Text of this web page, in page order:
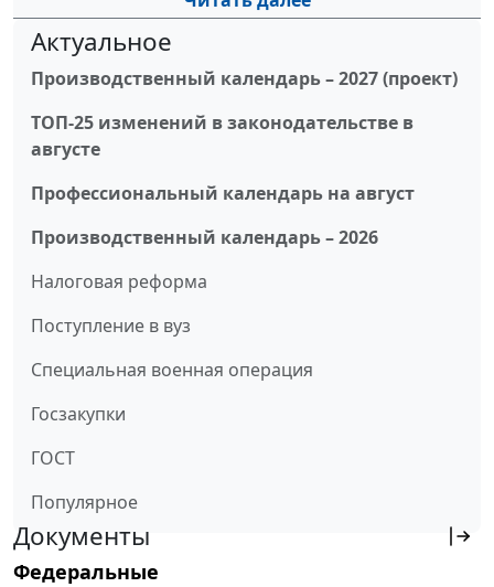
Актуальное
Производственный календарь – 2027 (проект)
ТОП-25 изменений в законодательстве в
августе
Профессиональный календарь на август
Производственный календарь – 2026
Налоговая реформа
Поступление в вуз
Специальная военная операция
Госзакупки
ГОСТ
Популярное
Документы
Федеральные